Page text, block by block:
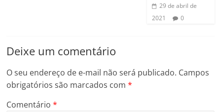
29 de abril de
2021
0
Deixe um comentário
O seu endereço de e-mail não será publicado. Campos
obrigatórios são marcados com*
Comentário*